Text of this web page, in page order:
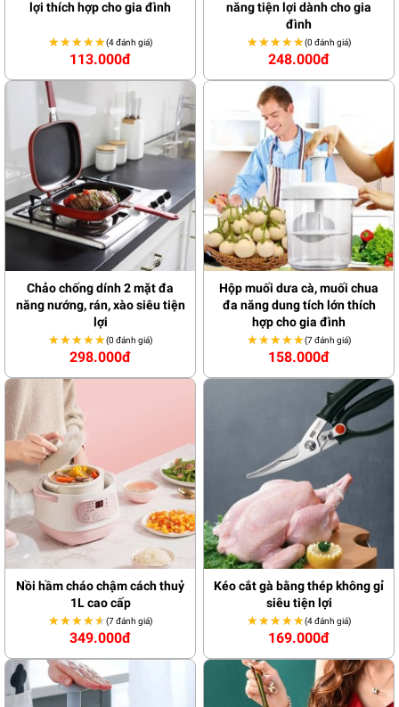
lợi thích hợp cho gia đình
★★★★★
★★★★★(4 đánh giá)
113.000đ
năng tiện lợi dành cho gia
đình
★★★★★
★★★★★(0 đánh giá)
248.000đ
Chảo chống dính 2 mặt đa
năng nướng, rán, xào siêu tiện
lợi
★★★★★
★★★★★(0 đánh giá)
298.000đ
Hộp muối dưa cà, muối chua
đa năng dung tích lớn thích
hợp cho gia đình
★★★★★
★★★★★(7 đánh giá)
158.000đ
Nồi hầm cháo chậm cách thuỷ
1L cao cấp
★★★★★
★★★★★(7 đánh giá)
349.000đ
Kéo cắt gà bằng thép không gỉ
siêu tiện lợi
★★★★★
★★★★★(4 đánh giá)
169.000đ